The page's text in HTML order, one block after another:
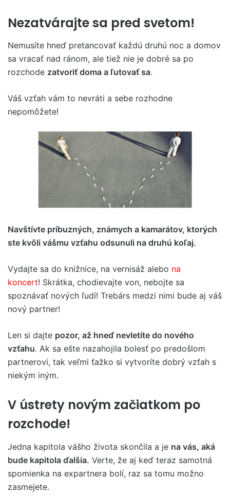
Nezatvárajte sa pred svetom!
Nemusíte hneď pretancovať každú druhú noc a domov
sa vracať nad ránom, ale tiež nie je dobré sa po
rozchode zatvoriť doma a ľutovať sa.
Váš vzťah vám to nevráti a sebe rozhodne
nepomôžete!
Navštívte príbuzných, známych a kamarátov, ktorých
ste kvôli vášmu vzťahu odsunuli na druhú koľaj.
Vydajte sa do knižnice, na vernisáž alebo na
koncert! Skrátka, chodievajte von, nebojte sa
spoznávať nových ľudí! Trebárs medzi nimi bude aj váš
nový partner!
Len si dajte pozor, až hneď nevletíte do nového
vzťahu. Ak sa ešte nazahojila bolesť po predošlom
partnerovi, tak veľmi ťažko si vytvoríte dobrý vzťah s
niekým iným.
V ústrety novým začiatkom po
rozchode!
Jedna kapitola vášho života skončila a je na vás, aká
bude kapitola ďalšia. Verte, že aj keď teraz samotná
spomienka na expartnera bolí, raz sa tomu možno
zasmejete.